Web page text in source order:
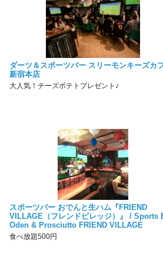
ダーツ＆スポーツバー スリーモンキーズカ
新宿本店
大人気！チーズポテトプレゼント♪
スポーツバー おでんと生ハム『FRIEND
VILLAGE（フレンドビレッジ）』 / Sports
Oden & Prosciutto FRIEND VILLAGE
食べ放題500円